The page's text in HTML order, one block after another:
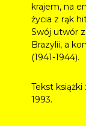
krajem, na
życia z rąk
Swój utwór
Brazylii, a
(1941-1944).
Tekst
1993.